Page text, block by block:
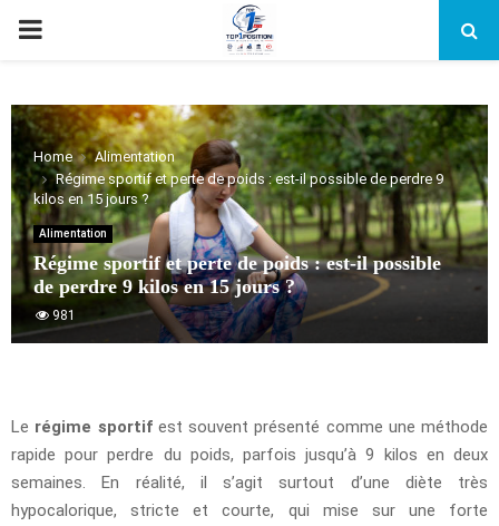
PRIMARY
Home
Alimentation
Régime sportif et perte de poids : est-il possible de perdre 9
kilos en 15 jours ?
Alimentation
Régime sportif et perte de poids : est-il possible
de perdre 9 kilos en 15 jours ?
981
Le régime sportifest souvent présenté comme une méthode
rapide pour perdre du poids, parfois jusqu’à 9 kilos en deux
semaines. En réalité, il s’agit surtout d’une diète très
hypocalorique, stricte et courte, qui mise sur une forte